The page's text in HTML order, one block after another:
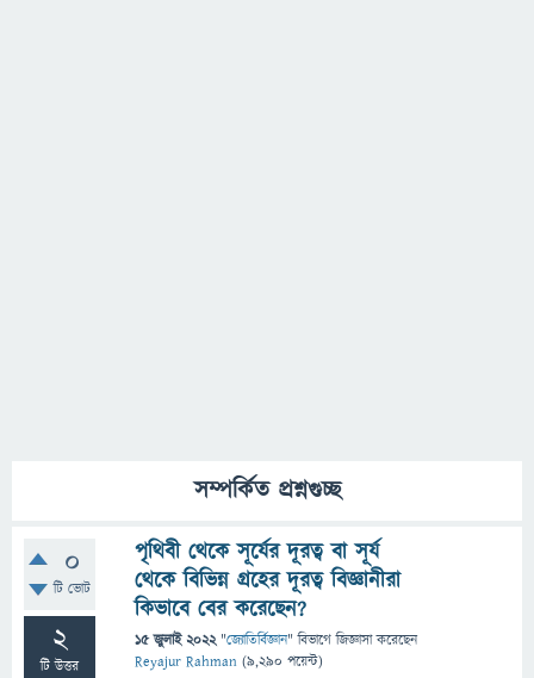
সম্পর্কিত প্রশ্নগুচ্ছ
0
টি ভোট
2
টি উত্তর
পৃথিবী থেকে সূর্যের দূরত্ব বা সূর্য
থেকে বিভিন্ন গ্রহের দূরত্ব বিজ্ঞানীরা
কিভাবে বের করেছেন?
15 জুলাই 2022 "জ্যোতির্বিজ্ঞান" বিভাগে জিজ্ঞাসাকরেছেন
Reyajur Rahman (9,290 পয়েন্ট)